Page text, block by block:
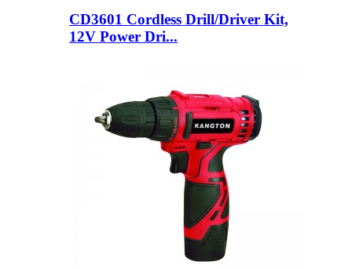
CD3601 Cordless Drill/Driver Kit,
12V Power Dri...